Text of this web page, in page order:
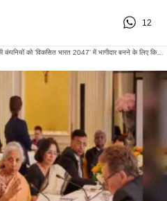
12
सीतारमण ने फ्रांस की कंपनियों को 'विकसित भारत 2047' में भागीदार बनने के लिए किया आमंत्रित